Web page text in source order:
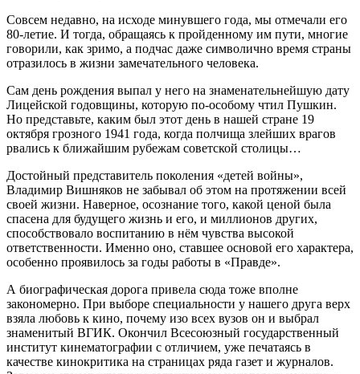
Совсем недавно, на исходе минувшего года, мы отмечали его
80-летие. И тогда, обращаясь к пройденному им пути, многие
говорили, как зримо, а подчас даже символично время страны
отразилось в жизни замечательного человека.
Сам день рождения выпал у него на знаменательнейшую дату
Лицейской годовщины, которую по-особому чтил Пушкин.
Но представьте, каким был этот день в нашей стране 19
октября грозного 1941 года, когда полчища злейших врагов
рвались к ближайшим рубежам советской столицы…
Достойный представитель поколения «детей войны»,
Владимир Вишняков не забывал об этом на протяжении всей
своей жизни. Наверное, осознание того, какой ценой была
спасена для будущего жизнь и его, и миллионов других,
способствовало воспитанию в нём чувства высокой
ответственности. Именно оно, ставшее основой его характера,
особенно проявилось за годы работы в «Правде».
А биографическая дорога привела сюда тоже вполне
закономерно. При выборе специальности у нашего друга верх
взяла любовь к кино, почему изо всех вузов он и выбрал
знаменитый ВГИК. Окончил Всесоюзный государственный
институт кинематографии с отличием, уже печатаясь в
качестве кинокритика на страницах ряда газет и журналов.